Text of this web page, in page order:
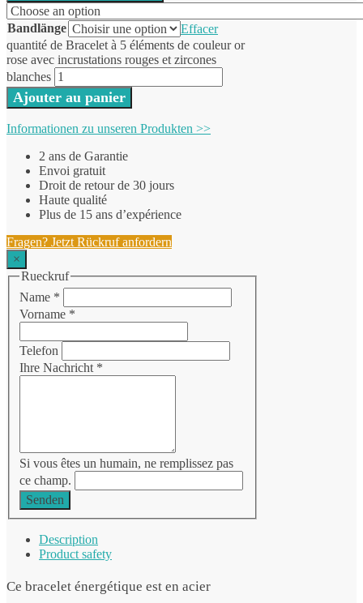
Bandlänge
Effacer
quantité de Bracelet à 5 éléments de couleur or
rose avec incrustations rouges et zircones
blanches
Ajouter au panier
Informationen zu unseren Produkten >>
2 ans de Garantie
Envoi gratuit
Droit de retour de 30 jours
Haute qualité
Plus de 15 ans d’expérience
Fragen? Jetzt Rückruf anfordern
×
Rueckruf
Name *
Vorname *
Telefon
Ihre Nachricht *
Si vous êtes un humain, ne remplissez pas
ce champ.
Senden
Description
Product safety
Ce bracelet énergétique est en acier